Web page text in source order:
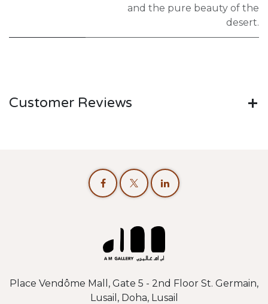
and the pure beauty of the
desert.
Customer Reviews
Place Vendôme Mall, Gate 5 - 2nd Floor St. Germain,
Lusail, Doha, Lusail